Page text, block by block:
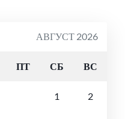
АВГУСТ 2026
ПТ СБ ВС
1 2